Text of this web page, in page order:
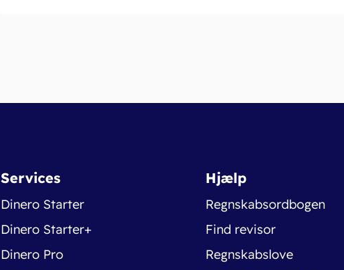
Services
Dinero Starter
Dinero Starter+
Dinero Pro
Hjælp
Regnskabsordbogen
Find revisor
Regnskabslove